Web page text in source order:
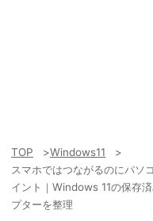
TOP
Windows11
スマホではつながるのにパソ
イント｜Windows 11の保存
プターを整理